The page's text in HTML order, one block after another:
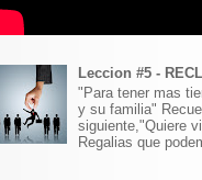
Leccion #5 -
"Para tener mas
y su familia"
siguiente,"Quiere
Regalias que